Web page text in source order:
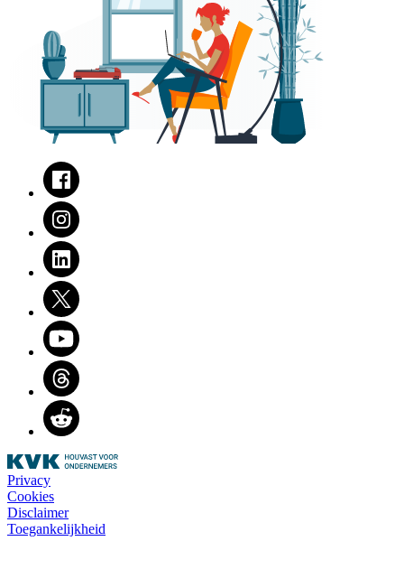
Facebook
Instagram
LinkedIn
Twitter
Youtube
Threads
Reddit
Privacy
Cookies
Disclaimer
Toegankelijkheid